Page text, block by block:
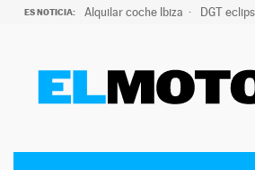
ES NOTICIA: Alquilar coche Ibiza DGT
ELÉCTRICOS